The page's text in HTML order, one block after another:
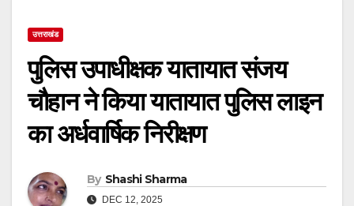
उत्तराखंड
पुलिस उपाधीक्षक यातायात संजय
चौहान ने किया यातायात पुलिस लाइन
का अर्धवार्षिक निरीक्षण
By Shashi Sharma
DEC 12, 2025